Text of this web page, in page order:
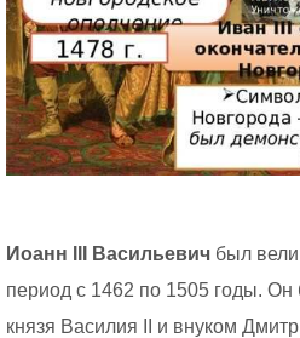
Иоанн III Васильевич был
период с 1462 по 1505 годы.
князя Василия II и внуком